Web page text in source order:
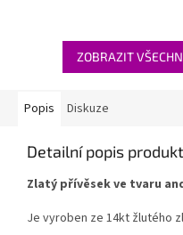
ZOBRAZIT
Popis Diskuze
Detailní popis
Zlatý přívěsek ve tvaru
Je vyroben ze 14kt žlutého